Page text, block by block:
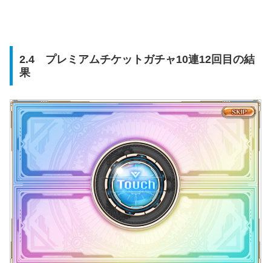
2.4 プレミアムチケットガチャ10連12回目の結
果